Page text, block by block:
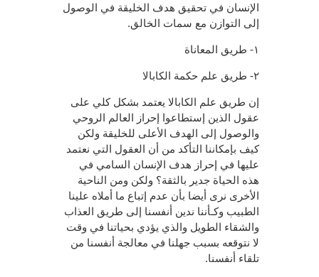
الإنسان في تحقيق هدف الخليقة في الوصول
إلى التوازن مع سمات الخالق.
١- طريق المعاناة
٢- طريق علم حكمة الكابالا
إن طريق علم الكابالا يعتمد بشكل كلي على
عقول الذين إستطاعوا إحراز العالم الروحي
والوصول إلى الهدف الأعلى للخليقة ولكن
كيف بإمكاننا التأكد من أن العقول التي نعتمد
عليها في إحراز هدف الإنسان السامي في
هذه الحياة جدير بالثقة؟ ولكن ومن الناحية
الأخرى نرى أيضا بأن عدم إتباع ما أملاه علينا
الطبيب وكـأننا ندين أنفسنا إلى طريق العذاب
والشقاء الطويل والذي يؤدي بحياتنا في وقت
لا نتوقعه بسبب جهلنا في معالجة أنفسنا من
تلقاء أنفسنا.